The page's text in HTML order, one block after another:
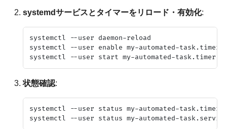
systemdサービスとタイマーをリロード・有効化:
systemctl --user daemon-reload
systemctl --user enable my-automated-task.timer
状態確認:
systemctl --user status my-automated-task.timer